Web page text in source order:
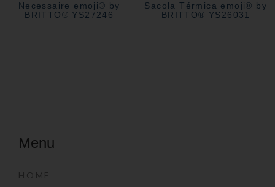
Necessaire emoji® by
BRITTO® YS27246
Sacola Térmica emoji® by
BRITTO® YS26031
Menu
HOME